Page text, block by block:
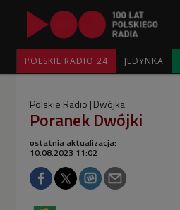
POLSKIE RADIO 24 JEDYNKA
Polskie Radio Dwójka
Poranek Dwójki
ostatnia aktualizacja:
10.08.2023 11:02